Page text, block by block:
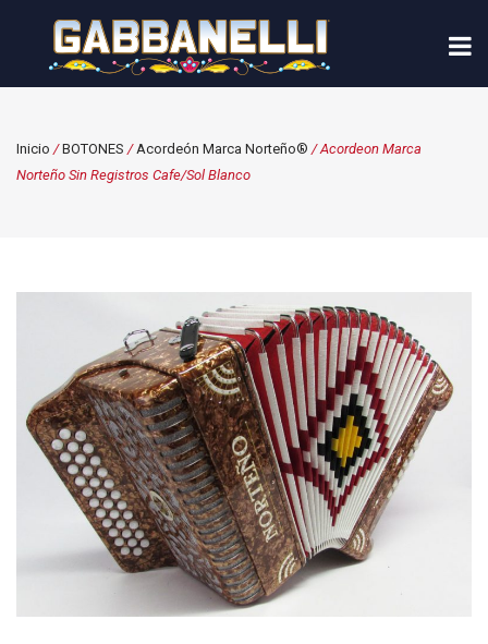
Inicio /BOTONES /Acordeón Marca Norteño® / Acordeon Marca
Norteño Sin Registros Cafe/Sol Blanco